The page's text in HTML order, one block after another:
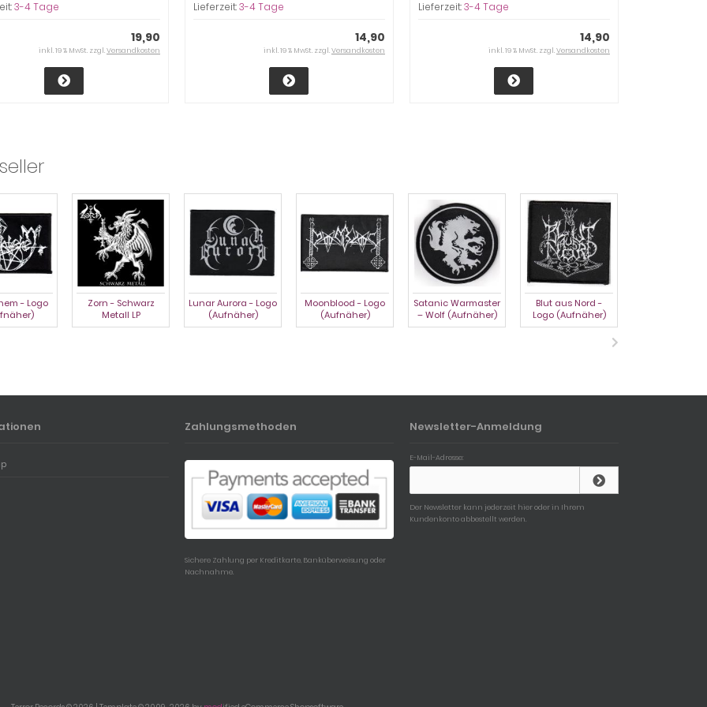
3-4 Tage
19,90
inkl. 19 % MwSt. zzgl.Versandkosten
Lieferzeit:3-4 Tage
14,90
inkl. 19 % MwSt. zzgl.Versandkosten
Lieferzeit:3-4 Tage
14,90
inkl. 19 % MwSt. zzgl.Versandkosten
- Logo
Zorn - Schwarz
Metall LP
Lunar Aurora - Logo
(Aufnäher)
Moonblood - Logo
(Aufnäher)
Satanic Warmaster
– Wolf (Aufnäher)
Blut aus Nord -
Logo (Aufnäher)
Zahlungsmethoden
Sichere Zahlung per Kreditkarte, Banküberweisung oder
Nachnahme.
Newsletter-Anmeldung
E-Mail-Adresse:
Der Newsletter kann jederzeit hier oder in Ihrem
Kundenkonto abbestellt werden.